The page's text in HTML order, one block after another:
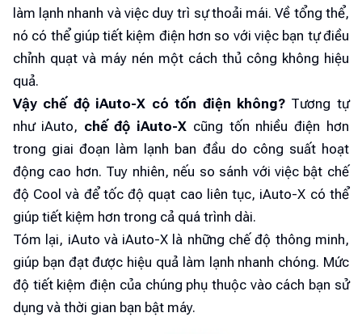
làm lạnh nhanh và việc duy trì sự thoải mái. Về tổng thể,
nó có thể giúp tiết kiệm điện hơn so với việc bạn tự điều
chỉnh quạt và máy nén một cách thủ công không hiệu
quả.
Vậy chế độ iAuto-X có tốn điện không? Tương tự
như iAuto, chế độ iAuto-X cũng tốn nhiều điện hơn
trong giai đoạn làm lạnh ban đầu do công suất hoạt
động cao hơn. Tuy nhiên, nếu so sánh với việc bật chế
độ Cool và để tốc độ quạt cao liên tục, iAuto-X có thể
giúp tiết kiệm hơn trong cả quá trình dài.
Tóm lại, iAuto và iAuto-X là những chế độ thông minh,
giúp bạn đạt được hiệu quả làm lạnh nhanh chóng. Mức
độ tiết kiệm điện của chúng phụ thuộc vào cách bạn sử
dụng và thời gian bạn bật máy.